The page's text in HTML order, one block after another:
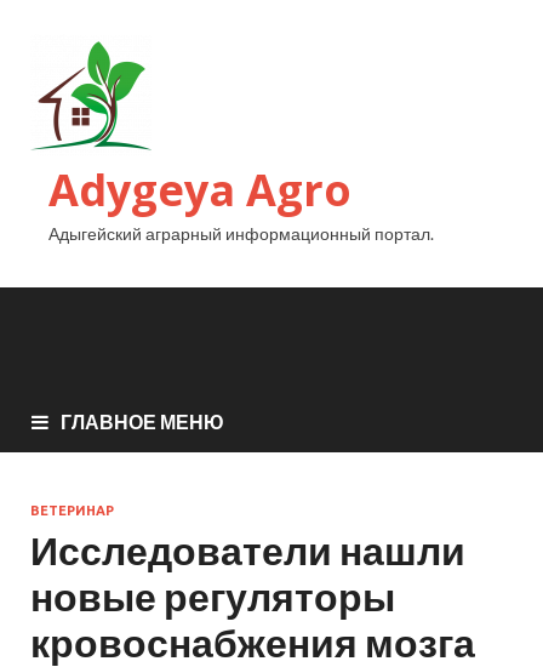
Adygeya Agro
Адыгейский аграрный информационный портал.
ГЛАВНОЕ МЕНЮ
ВЕТЕРИНАР
Исследователи нашли
новые регуляторы
кровоснабжения мозга